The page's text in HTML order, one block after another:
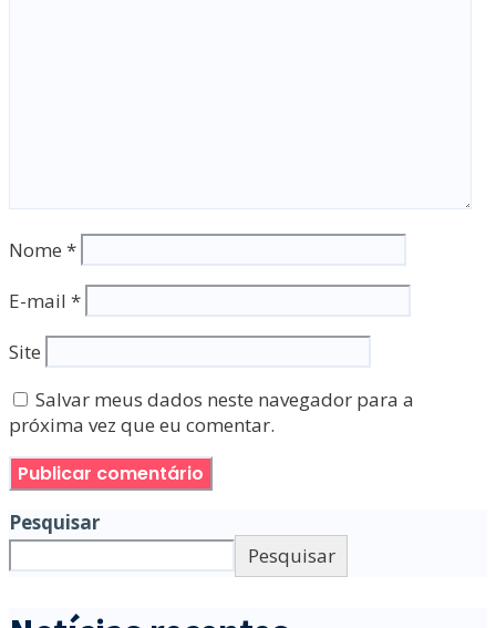
Nome *
E-mail *
Site
Salvar meus dados neste navegador para a
próxima vez que eu comentar.
Pesquisar
Pesquisar